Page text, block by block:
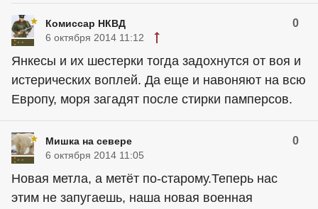
Комиссар НКВД 0
6 октября 2014 11:12
Янкесы и их шестерки тогда задохнутся от воя и
истерических воплей. Да еще и навоняют на всю
Европу, моря загадят после стирки памперсов.
Мишка на севере 0
6 октября 2014 11:05
Новая метла, а метёт по-старому.Теперь нас
этим не запугаешь, наша новая военная